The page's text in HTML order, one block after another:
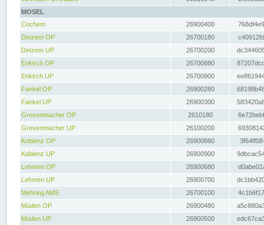
MOSEL
Cochem
26900400
Detzem OP
26700180
Detzem UP
26700200
Enkirch OP
26700880
Enkirch UP
26700900
Fankel OP
26900280
Fankel UP
26900300
Grevenmacher OP
2610180
Grevenmacher UP
26100200
Koblenz OP
26900880
Koblenz UP
26900900
Lehmen OP
26900680
Lehmen UP
26900700
Mehring AMS
26700100
Müden OP
26900480
Müden UP
26900500